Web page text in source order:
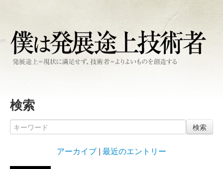
検索
検索
アーカイブ | 最近のエントリー